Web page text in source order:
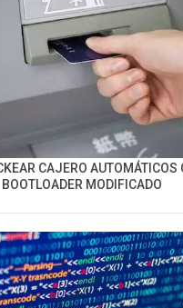
CAJERO AUTOMÁTICOS
BOOTLOADER MODIFICADO